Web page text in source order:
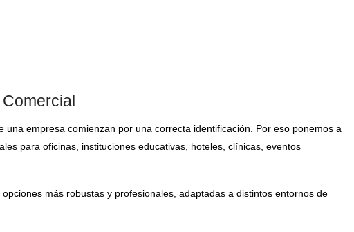
empresa comienzan por una correcta identificación. Por eso ponemos a
para oficinas, instituciones educativas, hoteles, clínicas, eventos
más robustas y profesionales, adaptadas a distintos entornos de